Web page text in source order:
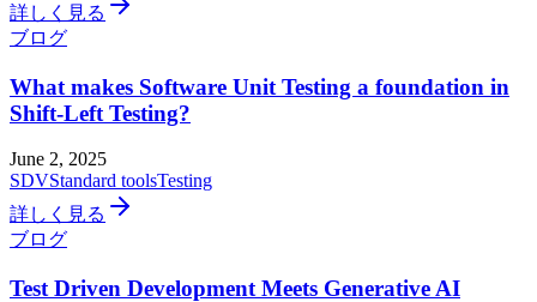
詳しく見る
ブログ
What makes Software Unit Testing a foundation in
Shift-Left Testing?
June 2, 2025
SDVStandard toolsTesting
詳しく見る
ブログ
Test Driven Development Meets Generative AI